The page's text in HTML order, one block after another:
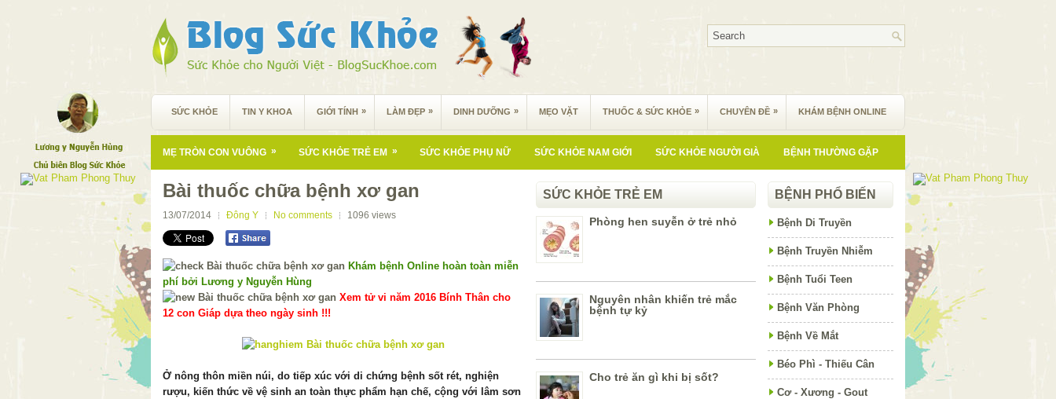
SỨC KHỎE TIN Y KHOA GIỚI TÍNH » LÀM ĐẸP » DINH DƯỠNG » MẸO VẶT THUỐC & SỨC KHỎE » CHUYÊN ĐỀ » KHÁM BỆNH ONLINE
MẸ TRÒN CON VUÔNG » SỨC KHỎE TRẺ EM » SỨC KHỎE PHỤ NỮ SỨC KHỎE NAM GIỚI SỨC KHỎE NGƯỜI GIÀ BỆNH THƯỜNG GẶP
Bài thuốc chữa bệnh xơ gan
13/07/2014 Đông Y No comments 1096 views
Khám bệnh Online hoàn toàn miễn
phí bởi Lương y Nguyễn Hùng
Xem tử vi năm 2016 Bính Thân cho
12 con Giáp dựa theo ngày sinh !!!
Ở nông thôn miền núi, do tiếp xúc với di chứng bệnh sốt rét, nghiện
rượu, kiến thức về vệ sinh an toàn thực phẩm hạn chế, cộng với lâm sơn
SỨC KHỎE TRẺ EM
Phòng hen suyễn ở trẻ nhỏ
Nguyên nhân khiến trẻ mắc
bệnh tự kỷ
Cho trẻ ăn gì khi bị sốt?
BỆNH PHỔ BIẾN
Bệnh Di Truyền
Bệnh Truyền Nhiễm
Bệnh Tuổi Teen
Bệnh Văn Phòng
Bệnh Về Mắt
Béo Phì - Thiếu Cân
Cơ - Xương - Gout